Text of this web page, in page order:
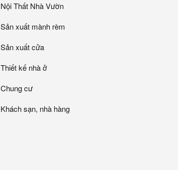
Nội Thất Nhà Vườn
Sản xuất mành rèm
Sản xuất cửa
Thiết kế nhà ở
Chung cư
Khách sạn, nhà hàng